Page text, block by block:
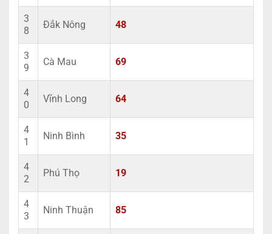
3
8
Đắk Nông 48
3
9
Cà Mau 69
4
0
Vĩnh Long 64
4
1
Ninh Bình 35
4
2
Phú Thọ 19
4
3
Ninh Thuận 85